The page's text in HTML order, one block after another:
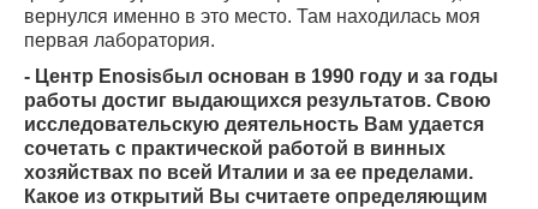
вернулся именно в это место. Там находилась моя
первая лаборатория.
- Центр Enosisбыл основан в 1990 году и за годы
работы достиг выдающихся результатов. Свою
исследовательскую деятельность Вам удается
сочетать с практической работой в винных
хозяйствах по всей Италии и за ее пределами.
Какое из открытий Вы считаете определяющим